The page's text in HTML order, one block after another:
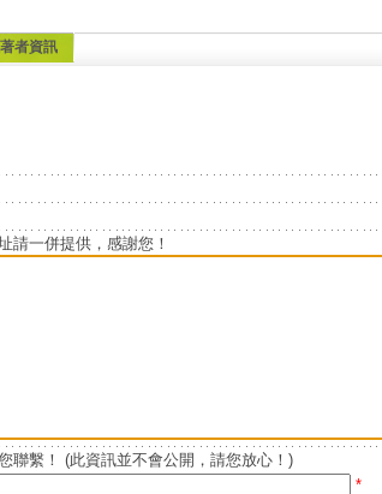
者資訊
請一併提供，感謝您！
聯繫！ (此資訊並不會公開，請您放心！)
*